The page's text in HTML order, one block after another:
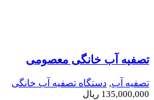
تصفیه آب خانگی معصومی
تصفیه آب, دستگاه تصفیه آب خانگی
135,000,000 ریال